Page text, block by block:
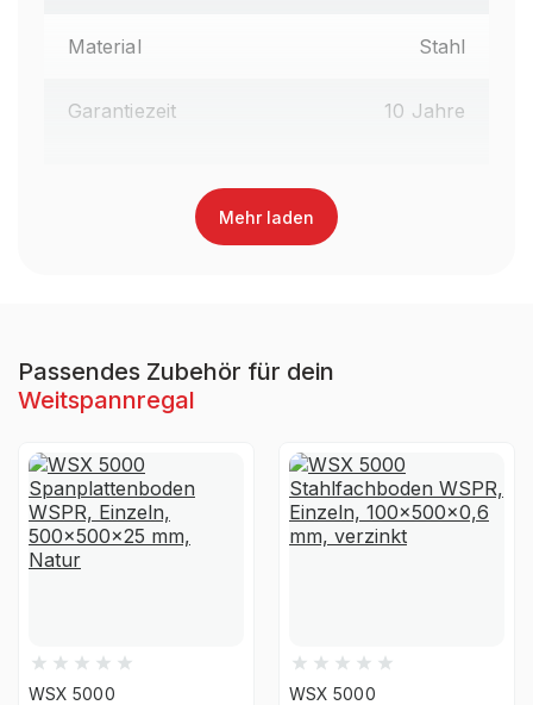
Material Stahl
Garantiezeit 10 Jahre
Mehr laden
Passendes Zubehör für dein
Weitspannregal
WSX 5000
WSX 5000